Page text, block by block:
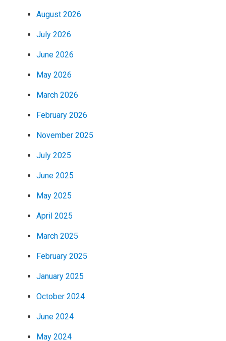
August 2026
July 2026
June 2026
May 2026
March 2026
February 2026
November 2025
July 2025
June 2025
May 2025
April 2025
March 2025
February 2025
January 2025
October 2024
June 2024
May 2024